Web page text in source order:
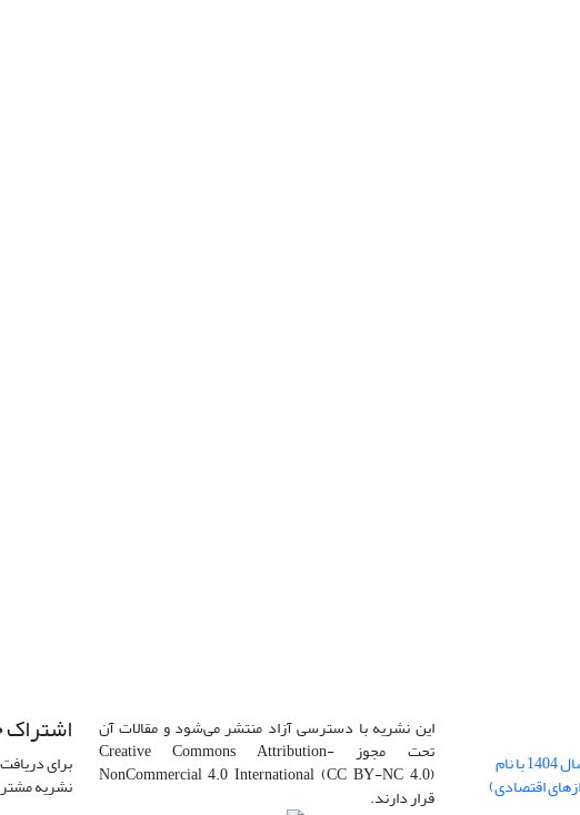
بارگذاری فایل کلی مقالات فصل پاییز سال 1404 با نام
اقتصادی)
این نشریه با دسترسی آزاد منتشر می‌شود و مقالات آن
تحت مجوز Creative Commons Attribution-
NonCommercial 4.0 International (CC BY-NC 4.0)
قرار دارند.
اشتراک
برای
نشریه